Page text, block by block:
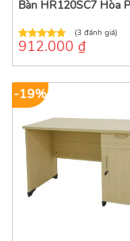
Bàn HR120SC7 Hòa
5.00
out of
(3 đánh giá)
912.000 ₫
-19%